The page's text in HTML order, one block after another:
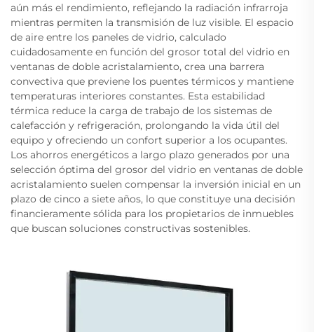
aún más el rendimiento, reflejando la radiación infrarroja
mientras permiten la transmisión de luz visible. El espacio
de aire entre los paneles de vidrio, calculado
cuidadosamente en función del grosor total del vidrio en
ventanas de doble acristalamiento, crea una barrera
convectiva que previene los puentes térmicos y mantiene
temperaturas interiores constantes. Esta estabilidad
térmica reduce la carga de trabajo de los sistemas de
calefacción y refrigeración, prolongando la vida útil del
equipo y ofreciendo un confort superior a los ocupantes.
Los ahorros energéticos a largo plazo generados por una
selección óptima del grosor del vidrio en ventanas de doble
acristalamiento suelen compensar la inversión inicial en un
plazo de cinco a siete años, lo que constituye una decisión
financieramente sólida para los propietarios de inmuebles
que buscan soluciones constructivas sostenibles.